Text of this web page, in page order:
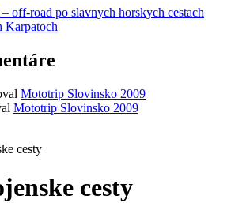
off-road po slavnych horskych cestach
Karpatoch
Mototrip Slovinsko 2009
Mototrip Slovinsko 2009
cesty
cesty